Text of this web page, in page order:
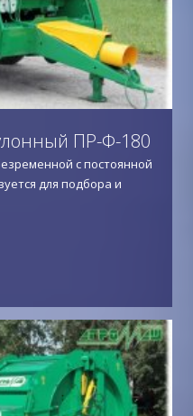
ПР-Ф-180
с постоянной
для подбора и